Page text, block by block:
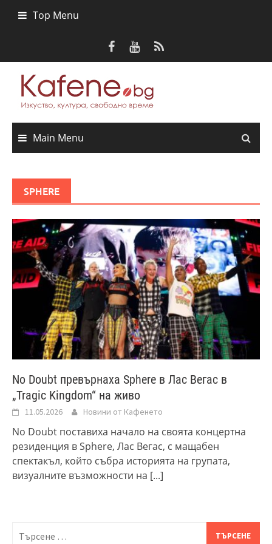
Top Menu
Main Menu
SPHERE
No Doubt превърнаха Sphere в Лас Вегас в
„Tragic Kingdom“ на живо
11.05.2026 Новини от Кафенето
No Doubt поставиха начало на своята концертна
резиденция в Sphere, Лас Вегас, с мащабен
спектакъл, който събра историята на групата,
визуалните възможности на [...]